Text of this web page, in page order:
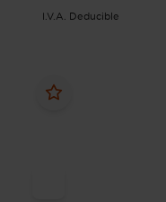
I.V.A. Deducible